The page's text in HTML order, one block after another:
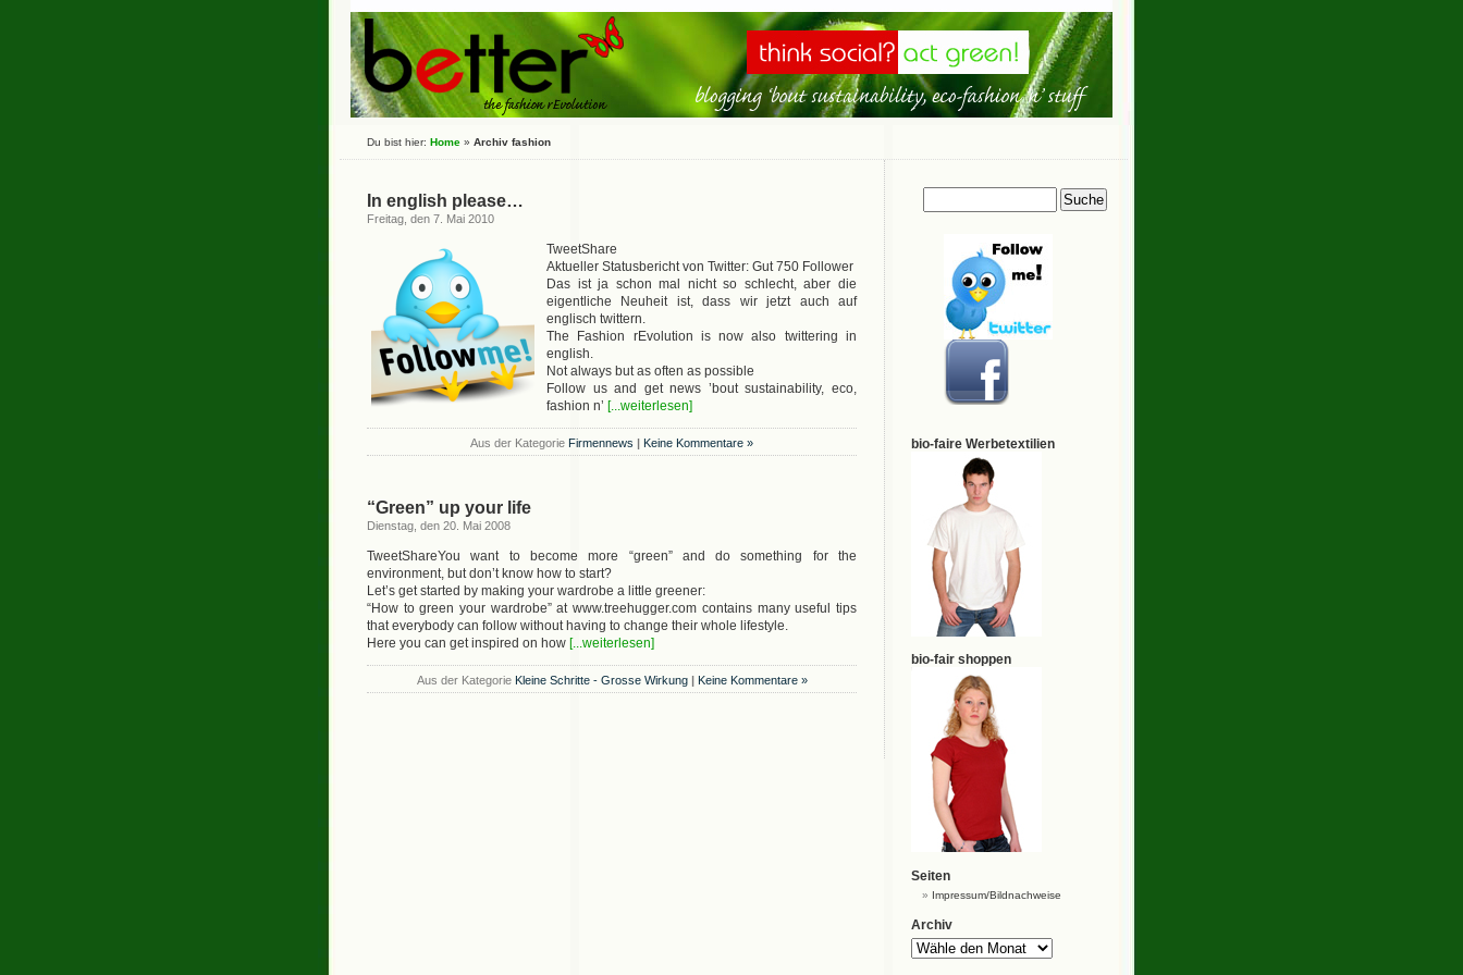
Du bist hier: Home » Archiv fashion
In english please…
Freitag, den 7. Mai 2010
TweetShare
Aktueller Statusbericht von Twitter: Gut 750 Follower
Das ist ja schon mal nicht so schlecht, aber die
eigentliche Neuheit ist, dass wir jetzt auch auf
englisch twittern.
The Fashion rEvolution is now also twittering in
english.
Not always but as often as possible
Follow us and get news ’bout sustainability, eco,
fashion n’ [...weiterlesen]
Aus der Kategorie Firmennews | Keine Kommentare »
“Green” up your life
Dienstag, den 20. Mai 2008
TweetShareYou want to become more “green” and do something for the
environment, but don’t know how to start?
Let’s get started by making your wardrobe a little greener:
“How to green your wardrobe” at www.treehugger.com contains many useful tips
that everybody can follow without having to change their whole lifestyle.
Here you can get inspired on how [...weiterlesen]
Aus der Kategorie Kleine Schritte - Grosse Wirkung | Keine Kommentare »
bio-faire Werbetextilien
bio-fair shoppen
Seiten
Impressum/Bildnachweise
Archiv